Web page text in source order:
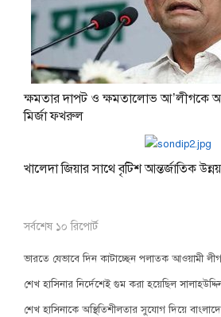
ক্ষমতার দাপট ও ক্ষমতালোভ আ’লীগকে
মির্জা ফখরুল
খালেদা জিয়ার সাথে বৃটিশ আন্তর্জাতিক
সর্বশেষ ১০ রিপোর্ট
ভারতে যেভাবে দিন কাটাচ্ছেন পলাতক আওয়ামী লীগ
শেখ হাসিনার নির্দেশেই গুম করা হয়েছিল
শেখ হাসিনাকে অস্থিতিশীলতার সুযোগ দিয়ে